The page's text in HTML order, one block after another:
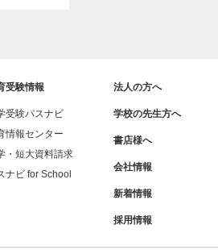
受験情報
受験パスナビ
情報センター
・短大資料請求
ナビ for School
法人の方へ
学校の先生方へ
書店様へ
会社情報
新着情報
採用情報